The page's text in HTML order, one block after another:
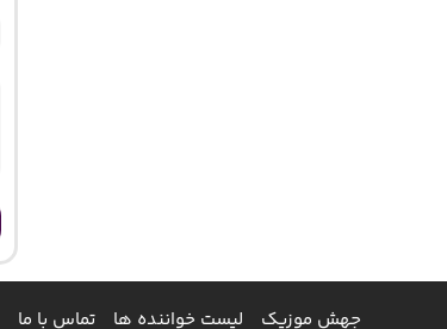
جهش موزیک لیست خواننده ها تماس با ما